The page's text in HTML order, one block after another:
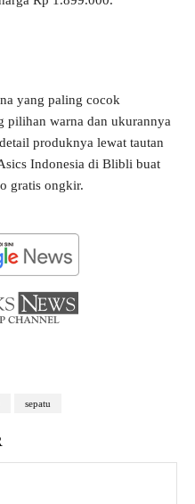
yang paling cocok
pilihan warna dan ukurannya
produknya lewat tautan
Indonesia di Blibli buat
gratis ongkir.
sepatu